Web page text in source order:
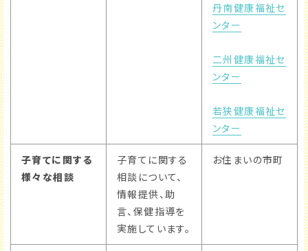
丹南健康福祉セ
ンター
二州健康福祉セ
ンター
若狭健康福祉セ
ンター
子育てに関する
様々な相談
子育てに関する
相談について、
情報提供、助
言、保健指導を
実施しています。
お住まいの市町